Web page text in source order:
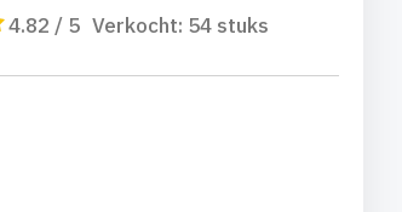
4.82 / 5 Verkocht: 54stuks